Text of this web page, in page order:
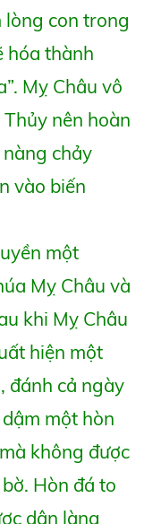
lòng con trong
hóa thành
Mỵ Châu vô
nên hoàn
chảy
vào biến
một
Mỵ Châu và
khi Mỵ Châu
hiện một
đánh cả ngày
một hòn
không được
Hòn đá to
dân làng